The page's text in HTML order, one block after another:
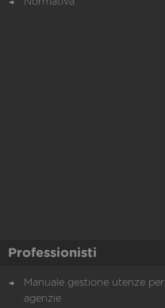
Professionisti
Manuale gestione utenze per
agenzie